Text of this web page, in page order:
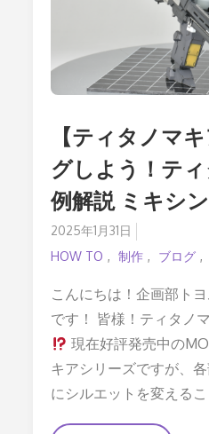
【ティタノマ
グしよう！テ
例解説 ミキシ
Posted
on
2025年1月31日
HOW TO
制作 ブログ
こんにちは！企画部ト
です！ 皆様！ティタノ
現在好評発売中の
キアシリーズですが、
にシルエットを変える